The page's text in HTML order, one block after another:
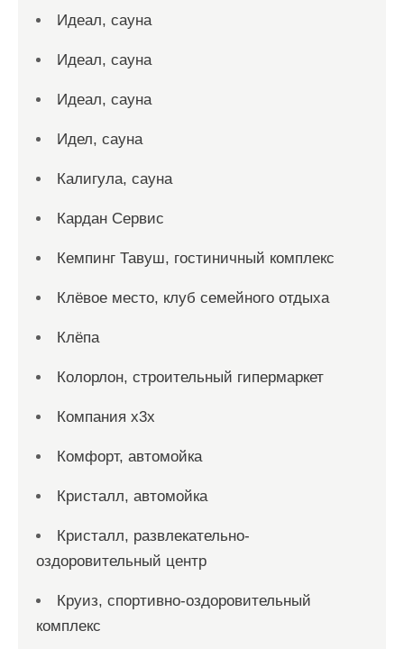
Идеал, сауна
Идеал, сауна
Идеал, сауна
Идел, сауна
Калигула, сауна
Кардан Сервис
Кемпинг Тавуш, гостиничный комплекс
Клёвое место, клуб семейного отдыха
Клёпа
Колорлон, строительный гипермаркет
Компания x3x
Комфорт, автомойка
Кристалл, автомойка
Кристалл, развлекательно-
оздоровительный центр
Круиз, спортивно-оздоровительный
комплекс